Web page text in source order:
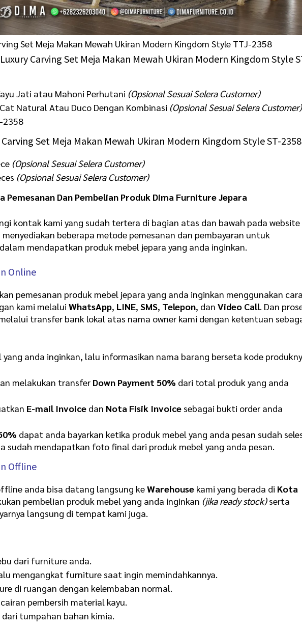
Set Meja Makan Mewah Ukiran Modern Kingdom Style TTJ-2358
Carving Set Meja Makan Mewah Ukiran Modern Kingdom Style
Jati atau Mahoni Perhutani (Opsional Sesuai Selera Customer)
Natural Atau Duco Dengan Kombinasi (Opsional Sesuai Selera Customer)
2358
Set Meja Makan Mewah Ukiran Modern Kingdom Style ST-
(Opsional Sesuai Selera Customer)
(Opsional Sesuai Selera Customer)
Pemesanan Dan Pembelian Produk Dima Furniture Jepara
kontak kami yang sudah tertera di bagian atas dan bawah pada website
beberapa metode pemesanan dan pembayaran untuk
mendapatkan produk mebel jepara yang anda inginkan.
Online
pemesanan produk mebel jepara yang anda inginkan menggunakan
kami melaluiWhatsApp, LINE,SMS, Telepon, danVideo Call. Dan
transfer bank lokal atas nama owner kami dengan ketentuan
yang anda inginkan, lalu informasikan nama barang berseta kode
melakukan transfer Down Payment 50% dari total produk yang anda
E-mail Invoice dan Nota Fisik Invoice sebagai bukti order anda
dapat anda bayarkan ketika produk mebel yang anda pesan sudah
sudah mendapatkan foto final dari produk mebel yang anda pesan.
Offline
anda bisa datang langsung keWarehouse kami yang berada di Kota
pembelian produk mebel yang anda inginkan (jika ready stock)serta
langsung di tempat kami juga.
dari furniture anda.
mengangkat furniture saat ingin memindahkannya.
di ruangan dengan kelembaban normal.
pembersih material kayu.
tumpahan bahan kimia.